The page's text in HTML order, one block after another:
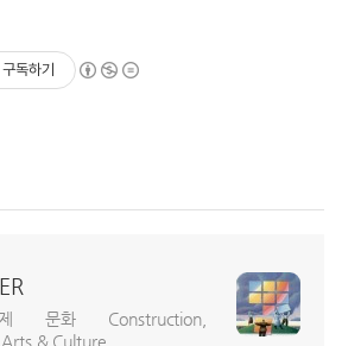
구독하기
문화 Construction,
& Culture